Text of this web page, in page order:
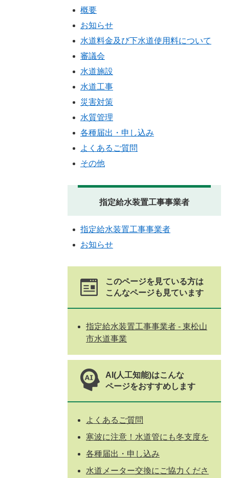
概要
お知らせ
水道料金及び下水道使用料について
審議会
水道施設
水道工事
災害対策
水質管理
各種届出・申し込み
よくあるご質問
その他
指定給水装置工事事業者
指定給水装置工事事業者
お知らせ
このページを見ている方は
こんなページも見ています
指定給水装置工事事業者 - 東松山
市水道事業
AI(人工知能)はこんな
ページをおすすめします
よくあるご質問
寒波に注意！水道管にも冬支度を
各種届出・申し込み
水道メーター交換にご協力くださ